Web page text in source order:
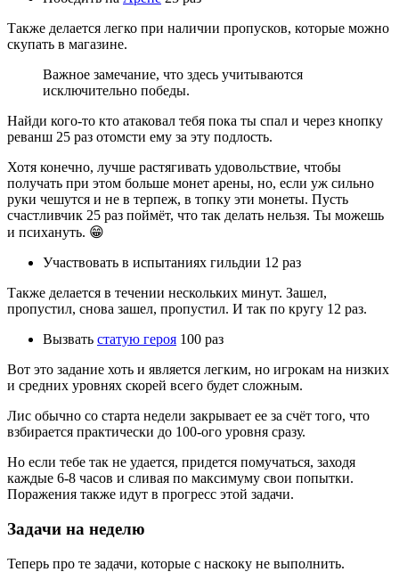
Также делается легко при наличии пропусков, которые можно
скупать в магазине.
Важное замечание, что здесь учитываются
исключительно победы.
Найди кого-то кто атаковал тебя пока ты спал и через кнопку
реванш 25 раз отомсти ему за эту подлость.
Хотя конечно, лучше растягивать удовольствие, чтобы
получать при этом больше монет арены, но, если уж сильно
руки чешутся и не в терпеж, в топку эти монеты. Пусть
счастливчик 25 раз поймёт, что так делать нельзя. Ты можешь
и психануть. 😁
Участвовать в испытаниях гильдии 12 раз
Также делается в течении нескольких минут. Зашел,
пропустил, снова зашел, пропустил. И так по кругу 12 раз.
Вызвать статую героя 100 раз
Вот это задание хоть и является легким, но игрокам на низких
и средних уровнях скорей всего будет сложным.
Лис обычно со старта недели закрывает ее за счёт того, что
взбирается практически до 100-ого уровня сразу.
Но если тебе так не удается, придется помучаться, заходя
каждые 6-8 часов и сливая по максимуму свои попытки.
Поражения также идут в прогресс этой задачи.
Задачи на неделю
Теперь про те задачи, которые с наскоку не выполнить.